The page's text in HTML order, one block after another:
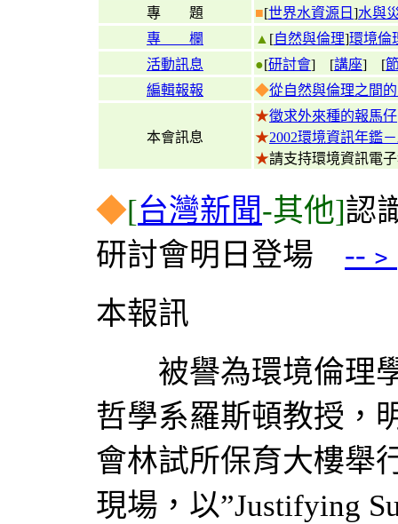
專 題
■[世界水資源日 ]水與
專 欄
▲ [自然與倫理]環境倫
活動訊息
●[研討會] [講座] [
編輯報報
◆從自然與倫理之間
本會訊息
★徵求外來種的報馬仔
★2002環境資訊年鑑
★請支持環境資訊電
◆[台灣新聞-其他]認
研討會明日登場
--﹥
本報訊
被譽為環境倫理學
哲學系羅斯頓教授，
會林試所保育大樓舉
現場，以”Justifying